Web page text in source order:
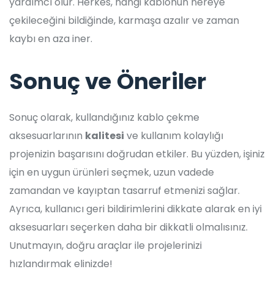
çekileceğini bildiğinde, karmaşa azalır ve zaman
kaybı en aza iner.
Sonuç ve Öneriler
Sonuç olarak, kullandığınız kablo çekme
aksesuarlarının kalitesi ve kullanım kolaylığı
projenizin başarısını doğrudan etkiler. Bu yüzden, işiniz
için en uygun ürünleri seçmek, uzun vadede
zamandan ve kayıptan tasarruf etmenizi sağlar.
Ayrıca, kullanıcı geri bildirimlerini dikkate alarak en iyi
aksesuarları seçerken daha bir dikkatli olmalısınız.
Unutmayın, doğru araçlar ile projelerinizi
hızlandırmak elinizde!